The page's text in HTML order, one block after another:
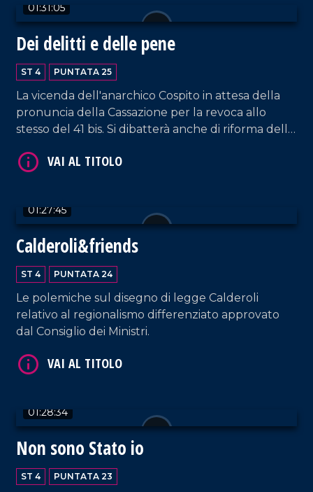
01:31:05
Dei delitti e delle pene
ST 4 PUNTATA 25
La vicenda dell'anarchico Cospito in attesa della
pronuncia della Cassazione per la revoca allo
stesso del 41 bis. Si dibatterà anche di riforma della
controverso tema delle intercettazioni.
01:27:45
Calderoli&friends
ST 4 PUNTATA 24
Le polemiche sul disegno di legge Calderoli
relativo al regionalismo differenziato approvato
dal Consiglio dei Ministri.
01:28:34
Non sono Stato io
ST 4 PUNTATA 23
VAI AL TITOLO
VAI AL TITOLO
VAI AL TITOLO
VAI AL TITOLO